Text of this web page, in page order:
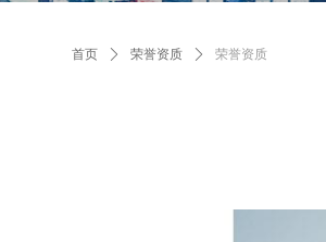
首页 ꄲ 荣誉资质 ꄲ 荣誉资质